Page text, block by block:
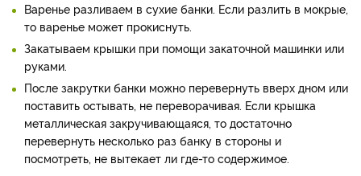
Варенье разливаем в сухие банки. Если разлить в мокрые,
то варенье может прокиснуть.
Закатываем крышки при помощи закаточной машинки или
руками.
После закрутки банки можно перевернуть вверх дном или
поставить остывать, не переворачивая. Если крышка
металлическая закручивающаяся, то достаточно
перевернуть несколько раз банку в стороны и
посмотреть, не вытекает ли где-то содержимое.